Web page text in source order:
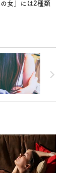
女」には2種類